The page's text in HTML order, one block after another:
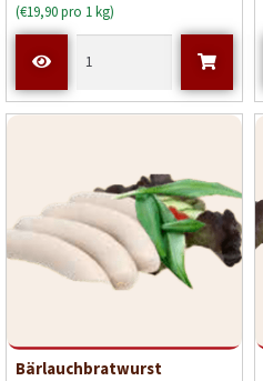
(€19,90 pro 1 kg)
Bärlauchbratwurst